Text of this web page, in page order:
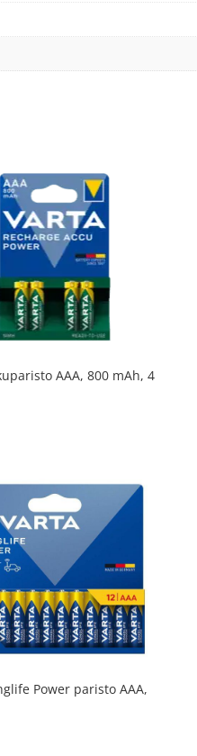
AAA, 800 mAh, 4
Power paristo AAA,